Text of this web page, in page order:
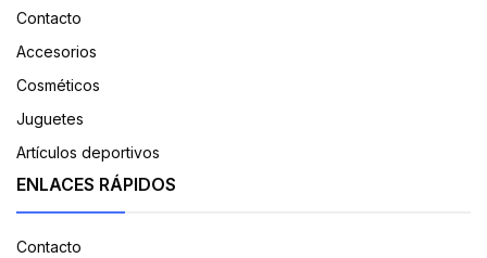
Contacto
Accesorios
Cosméticos
Juguetes
Artículos deportivos
ENLACES RÁPIDOS
Contacto